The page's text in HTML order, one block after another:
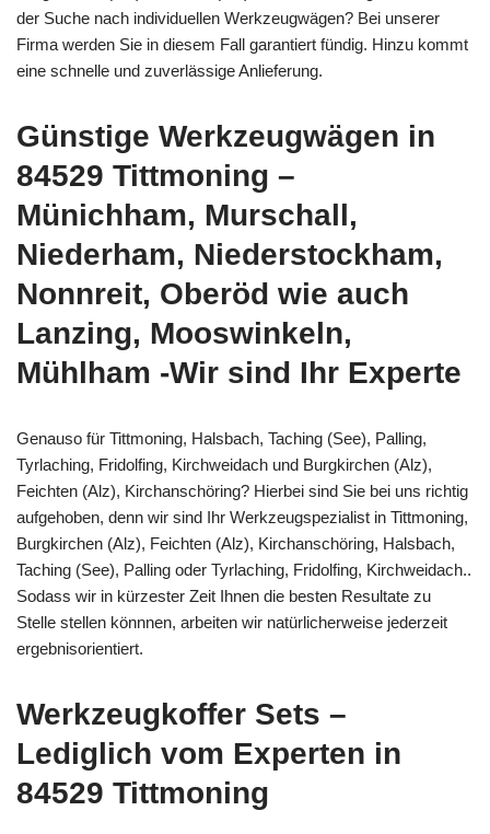
der Suche nach individuellen Werkzeugwägen? Bei unserer
Firma werden Sie in diesem Fall garantiert fündig. Hinzu kommt
eine schnelle und zuverlässige Anlieferung.
Günstige Werkzeugwägen in
84529 Tittmoning –
Münichham, Murschall,
Niederham, Niederstockham,
Nonnreit, Oberöd wie auch
Lanzing, Mooswinkeln,
Mühlham -Wir sind Ihr Experte
Genauso für Tittmoning, Halsbach, Taching (See), Palling,
Tyrlaching, Fridolfing, Kirchweidach und Burgkirchen (Alz),
Feichten (Alz), Kirchanschöring? Hierbei sind Sie bei uns richtig
aufgehoben, denn wir sind Ihr Werkzeugspezialist in Tittmoning,
Burgkirchen (Alz), Feichten (Alz), Kirchanschöring, Halsbach,
Taching (See), Palling oder Tyrlaching, Fridolfing, Kirchweidach..
Sodass wir in kürzester Zeit Ihnen die besten Resultate zu
Stelle stellen könnnen, arbeiten wir natürlicherweise jederzeit
ergebnisorientiert.
Werkzeugkoffer Sets –
Lediglich vom Experten in
84529 Tittmoning